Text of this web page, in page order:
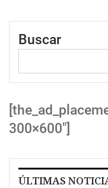
Buscar
300×600″]
ÚLTIMAS